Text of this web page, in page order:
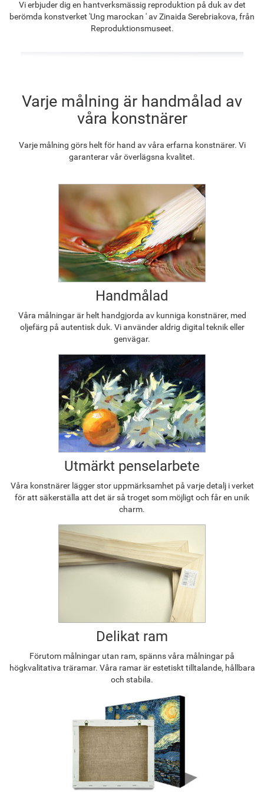
1 320.20kr 1 025.32kr 1 478.30kr 1 330.75kr
Vi erbjuder dig en hantverksmässig reproduktion på duk av det
berömda konstverket 'Ung marockan ' av Zinaida Serebriakova, från
Reproduktionsmuseet.
Varje målning är handmålad av
våra konstnärer
Varje målning görs helt för hand av våra erfarna konstnärer. Vi
garanterar vår överlägsna kvalitet.
Handmålad
Våra målningar är helt handgjorda av kunniga konstnärer, med
oljefärg på autentisk duk. Vi använder aldrig digital teknik eller
genvägar.
Utmärkt penselarbete
Våra konstnärer lägger stor uppmärksamhet på varje detalj i verket
för att säkerställa att det är så troget som möjligt och får en unik
charm.
Delikat ram
Förutom målningar utan ram, spänns våra målningar på
högkvalitativa träramar. Våra ramar är estetiskt tilltalande, hållbara
och stabila.